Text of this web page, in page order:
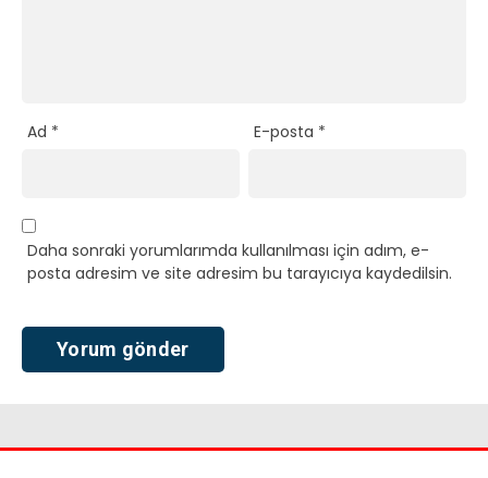
Ad * E-posta *
Daha sonraki yorumlarımda kullanılması için adım, e-
posta adresim ve site adresim bu tarayıcıya kaydedilsin.